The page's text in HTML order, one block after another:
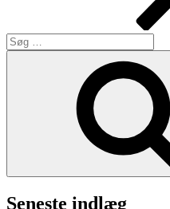
Søg
efter:
Seneste indlæg